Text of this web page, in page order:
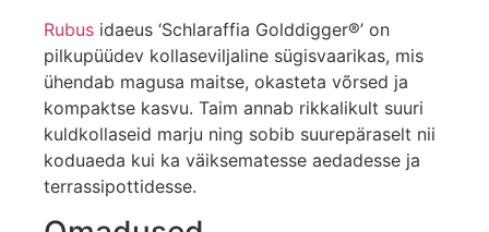
Rubus idaeus ‘Schlaraffia Golddigger®’ on
pilkupüüdev kollaseviljaline sügisvaarikas, mis
ühendab magusa maitse, okasteta võrsed ja
kompaktse kasvu. Taim annab rikkalikult suuri
kuldkollaseid marju ning sobib suurepäraselt nii
koduaeda kui ka väiksematesse aedadesse ja
terrassipottidesse.